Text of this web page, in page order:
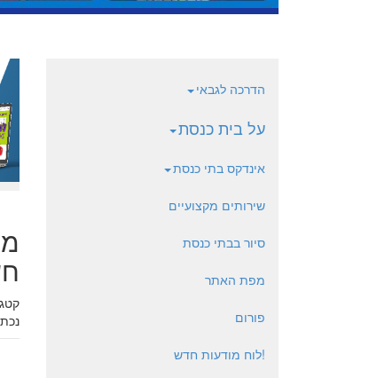
הדרכה לגבאי
על בית כנסת
אינדקס בתי כנסת
שירותים מקצועיים
סיור בבתי כנסת
מפת האתר
פורום
!לוח מודעות חדש